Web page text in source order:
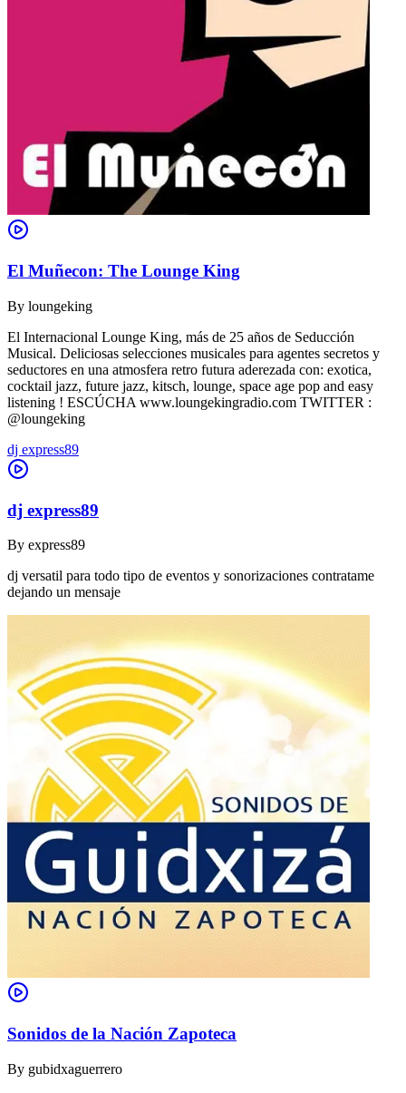
El Muñecon: The Lounge King
By loungeking
El Internacional Lounge King, más de 25 años de Seducción
Musical. Deliciosas selecciones musicales para agentes secretos y
seductores en una atmosfera retro futura aderezada con: exotica,
cocktail jazz, future jazz, kitsch, lounge, space age pop and easy
listening ! ESCÚCHA www.loungekingradio.com TWITTER :
@loungeking
dj express89
dj express89
By express89
dj versatil para todo tipo de eventos y sonorizaciones contratame
dejando un mensaje
Sonidos de la Nación Zapoteca
By gubidxaguerrero